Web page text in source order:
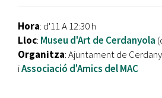
Hora: d'11 A 12:30 h
Lloc: Museu d'Art de Cerdanyola
Organitza: Ajuntament de
iAssociació d'Amics del MAC